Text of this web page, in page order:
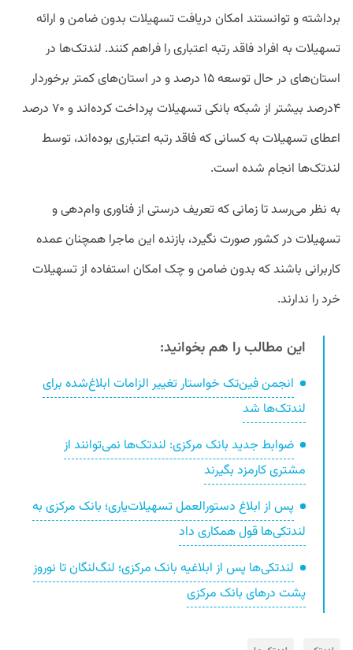
برداشته و توانستند امکان دریافت تسهیلات بدون ضامن و ارائه
تسهیلات به افراد فاقد رتبه اعتباری را فراهم کنند. لندتک‌ها در
استان‌های در حال توسعه ۱۵ درصد و در استان‌های کمتر برخوردار
۴درصد بیشتر از شبکه بانکی تسهیلات پرداخت کرده‌اند و ۷۰ درصد
اعطای تسهیلات به کسانی که فاقد رتبه‌ اعتباری بوده‌اند، توسط
لندتک‌ها انجام شده است.
به نظر می‌رسد تا زمانی که تعریف درستی از فناوری وام‌دهی و
تسهیلات در کشور صورت نگیرد، بازنده این ماجرا همچنان عمده
کاربرانی باشند که بدون ضامن و چک امکان استفاده از تسهیلات
خرد را ندارند.
این مطالب را هم بخوانید:
انجمن فین‌تک خواستار تغییر الزامات ابلاغ‌شده برای
لندتک‌ها شد
ضوابط جدید بانک مرکزی: لندتک‌ها نمی‌توانند از
مشتری کارمزد بگیرند
پس از ابلاغ دستورالعمل تسهیلات‌یاری؛ بانک مرکزی به
لندتکی‌ها قول همکاری داد
لندتکی‌ها پس از ابلاغیه بانک مرکزی؛ لنگ‌لنگان تا نوروز
پشت درهای بانک مرکزی